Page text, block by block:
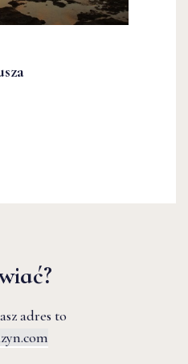
adres to